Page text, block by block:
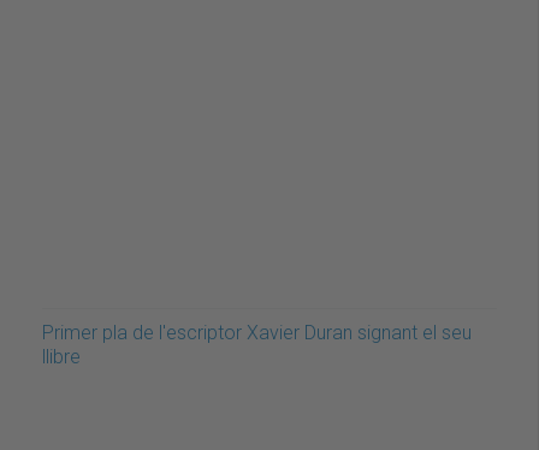
Primer pla de l'escriptor Xavier Duran signant el seu
llibre